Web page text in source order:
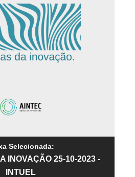
Selecionada:
INOVAÇÃO 25-10-2023 -
INTUEL